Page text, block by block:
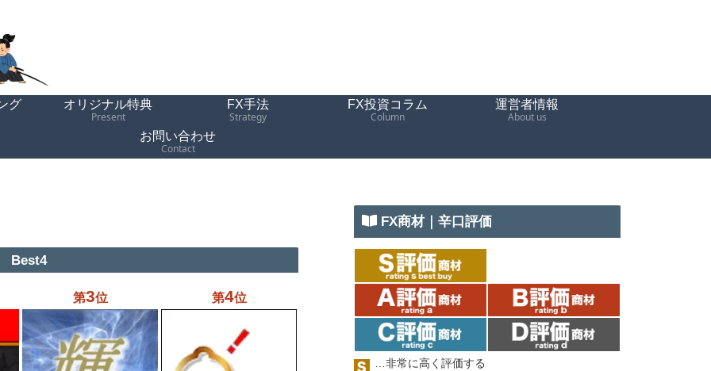
グ
オリジナル特典
Present
FX手法
Strategy
FX投資コラム
Column
運営者情報
About us
お問い合わせ
Contact
Best4
第3位 第4位
FX商材｜辛口評価
…非常に高く評価する